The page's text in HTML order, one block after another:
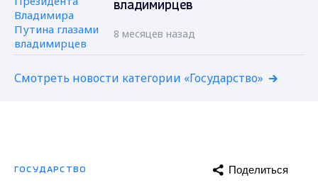
владимирцев
8 месяцев назад
Смотреть новости категории «Государство»
ГОСУДАРСТВО Поделиться